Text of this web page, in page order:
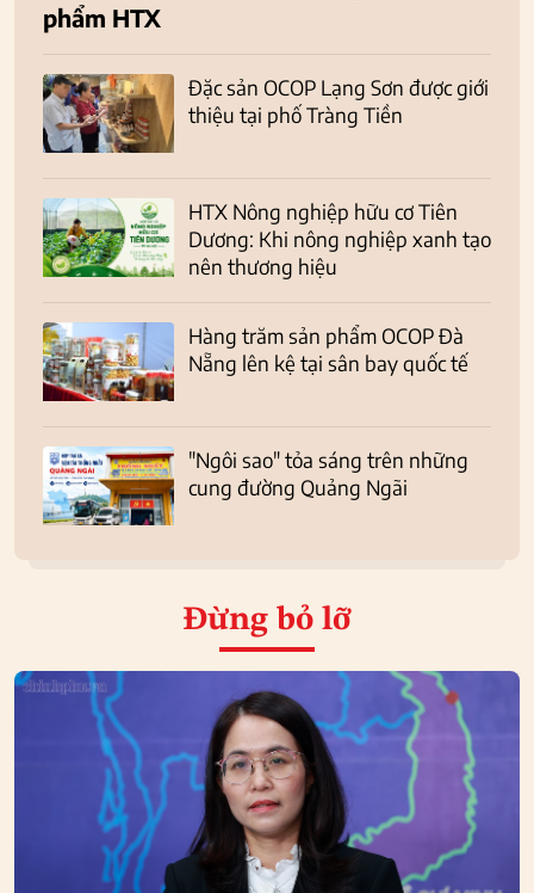
phẩm HTX
Đặc sản OCOP Lạng Sơn được giới
thiệu tại phố Tràng Tiền
HTX Nông nghiệp hữu cơ Tiên
Dương: Khi nông nghiệp xanh tạo
nên thương hiệu
Hàng trăm sản phẩm OCOP Đà
Nẵng lên kệ tại sân bay quốc tế
"Ngôi sao" tỏa sáng trên những
cung đường Quảng Ngãi
Đừng bỏ lỡ